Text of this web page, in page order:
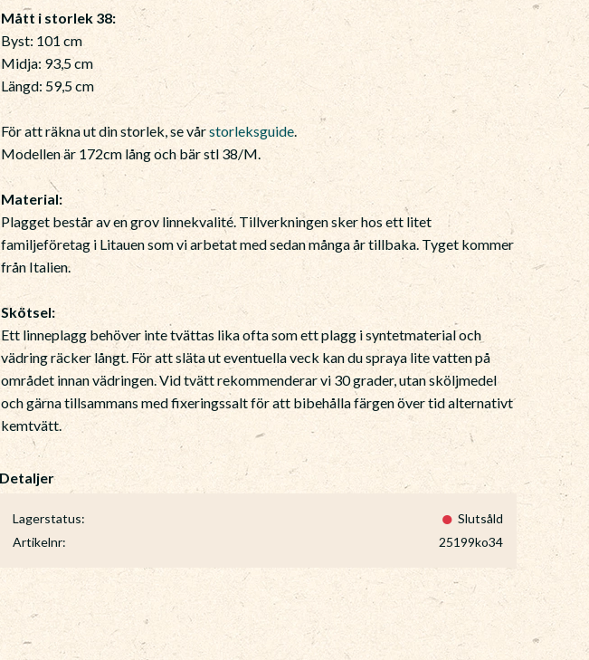
Lagerstatus
Slutsåld
Artikelnr
25199ko34
Mått i storlek 38:
Byst: 101 cm
Midja: 93,5 cm
Längd: 59,5 cm
För att räkna ut din storlek, se vårstorleksguide
Modellen är 172cm lång och bär stl 38/M.
Material:
Plagget består av en grov linnekvalité. Tillverkningen sker hos ett litet
familjeföretag i Litauen som vi arbetat med sedan många år tillbaka. Tyget kommer
från Italien.
Skötsel:
Ett linneplagg behöver inte tvättas lika ofta som ett plagg i syntetmaterial och
vädring räcker långt. För att släta ut eventuella veck kan du spraya lite vatten på
området innan vädringen. Vid tvätt rekommenderar vi 30 grader, utan sköljmedel
och gärna tillsammans med fixeringssalt för att bibehålla färgen över tid alternativt
kemtvätt.